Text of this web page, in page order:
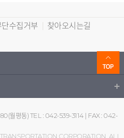
수집거부
찾아오시는길
월평동) TEL : 042-539-3114 | FAX : 042-
CORPORATION. ALL